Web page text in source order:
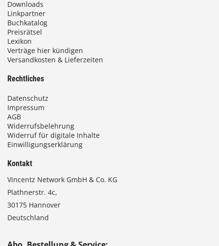
€
Downloads
Linkpartner
Buchkatalog
Preisrätsel
Lexikon
Verträge hier kündigen
Versandkosten & Lieferzeiten
Rechtliches
Datenschutz
Impressum
AGB
Widerrufsbelehrung
Widerruf für digitale Inhalte
Einwilligungserklärung
Kontakt
Vincentz Network GmbH & Co. KG
Plathnerstr. 4c,
30175 Hannover
Deutschland